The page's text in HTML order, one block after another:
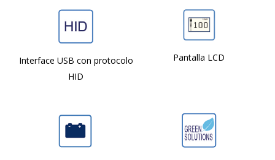
Interface USB con protocolo
HID
Pantalla LCD